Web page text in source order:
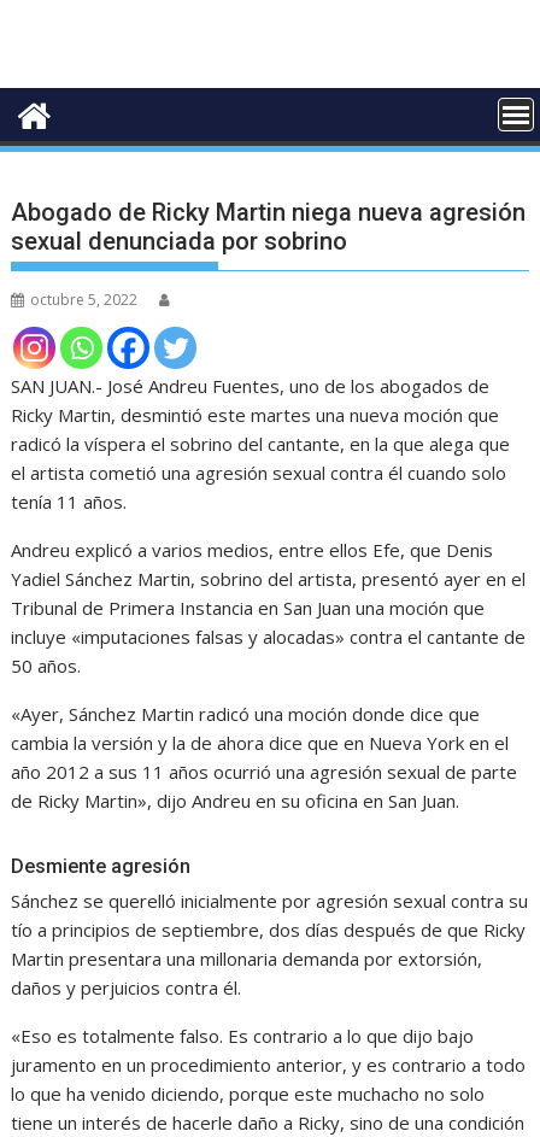
Abogado de Ricky Martin niega nueva agresión
sexual denunciada por sobrino
octubre 5, 2022
SAN JUAN.- José Andreu Fuentes, uno de los abogados de
Ricky Martin, desmintió este martes una nueva moción que
radicó la víspera el sobrino del cantante, en la que alega que
el artista cometió una agresión sexual contra él cuando solo
tenía 11 años.
Andreu explicó a varios medios, entre ellos Efe, que Denis
Yadiel Sánchez Martin, sobrino del artista, presentó ayer en el
Tribunal de Primera Instancia en San Juan una moción que
incluye «imputaciones falsas y alocadas» contra el cantante de
50 años.
«Ayer, Sánchez Martin radicó una moción donde dice que
cambia la versión y la de ahora dice que en Nueva York en el
año 2012 a sus 11 años ocurrió una agresión sexual de parte
de Ricky Martin», dijo Andreu en su oficina en San Juan.
Desmiente agresión
Sánchez se querelló inicialmente por agresión sexual contra su
tío a principios de septiembre, dos días después de que Ricky
Martin presentara una millonaria demanda por extorsión,
daños y perjuicios contra él.
«Eso es totalmente falso. Es contrario a lo que dijo bajo
juramento en un procedimiento anterior, y es contrario a todo
lo que ha venido diciendo, porque este muchacho no solo
tiene un interés de hacerle daño a Ricky, sino de una condición